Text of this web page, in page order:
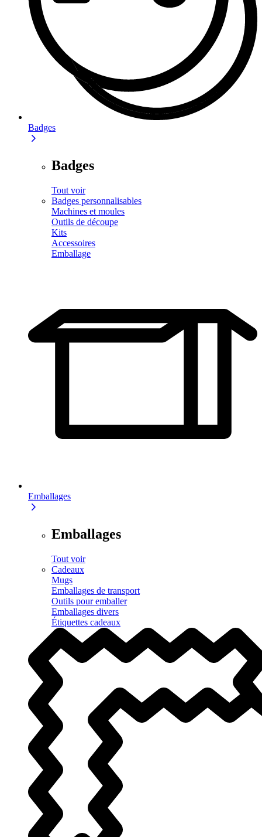
Badges
Badges
Tout voir
Badges personnalisables
Machines et moules
Outils de découpe
Kits
Accessoires
Emballage
Emballages
Emballages
Tout voir
Cadeaux
Mugs
Emballages de transport
Outils pour emballer
Emballages divers
Étiquettes cadeaux